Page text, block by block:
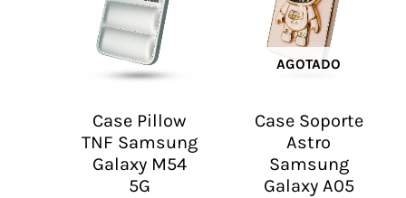
Case Pillow
TNF Samsung
Galaxy M54
5G
AGOTADO
Case Soporte
Astro
Samsung
Galaxy A05